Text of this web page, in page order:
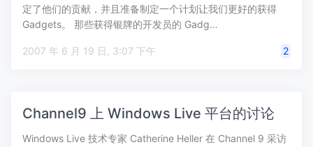
定了他们的贡献，并且准备制定一个计划让我们更好的获得
Gadgets。 那些获得银牌的开发员的 Gadg…
2007 年 6 月 19 日, 3:07 下午 2
Channel9 上 Windows Live 平台的讨论
Windows Live 技术专家 Catherine Heller 在 Channel 9 采访